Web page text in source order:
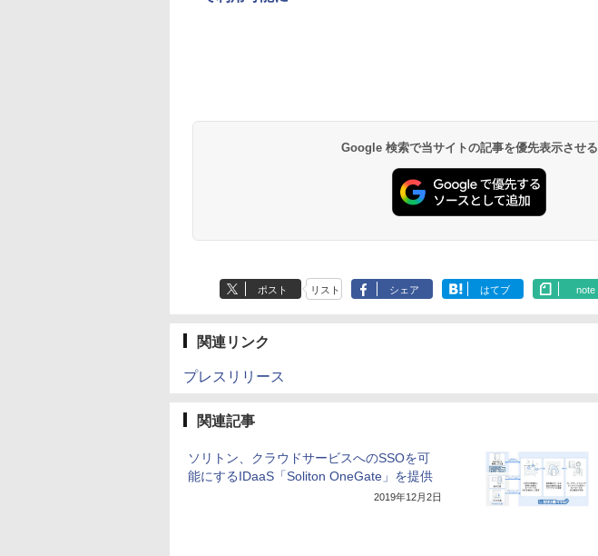
Google 検索で当サイトの記事を優先表示させる
ポスト リスト シェア はてブ note
関連リンク
プレスリリース
関連記事
ソリトン、クラウドサービスへのSSOを可
能にするIDaaS「Soliton OneGate」を提供
2019年12月2日